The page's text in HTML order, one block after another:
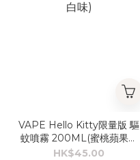
VAPE Hello Kitty限量版 驅
蚊噴霧 200ML(蜜桃蘋果白
味)
HK$45.00